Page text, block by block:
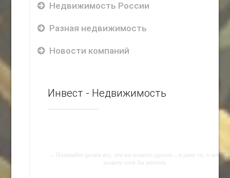
Недвижимость России
Разная недвижимость
Новости компаний
Инвест - Недвижимость
-- Начинайте делать все, что вы можете сделать – и даже то, о чем
можете хотя бы мечтать.